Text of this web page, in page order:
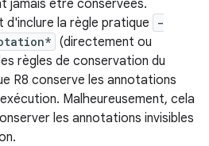
jamais être conservées.
la règle pratique
-
(directement ou
règles de conservation du
R8 conserve les annotations
Malheureusement, cela
les annotations invisibles